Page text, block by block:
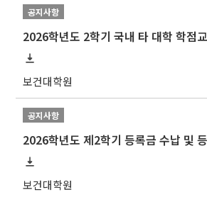
공지사항
2026학년도 2학기 국내 타 대학 학점
보건대학원
공지사항
보건대학원